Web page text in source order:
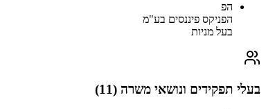
הפ
הפניקס פיננסים בע"מ
בעל מניות
בעלי תפקידים ונושאי משרה (11
)